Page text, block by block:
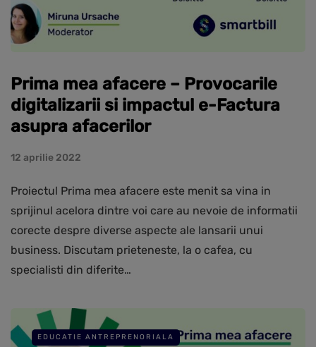
Prima mea afacere – Provocarile
digitalizarii si impactul e-Factura
asupra afacerilor
12 aprilie 2022
Proiectul Prima mea afacere este menit sa vina in
sprijinul acelora dintre voi care au nevoie de informatii
corecte despre diverse aspecte ale lansarii unui
business. Discutam prieteneste, la o cafea, cu
specialisti din diferite…
EDUCATIE ANTREPRENORIALA